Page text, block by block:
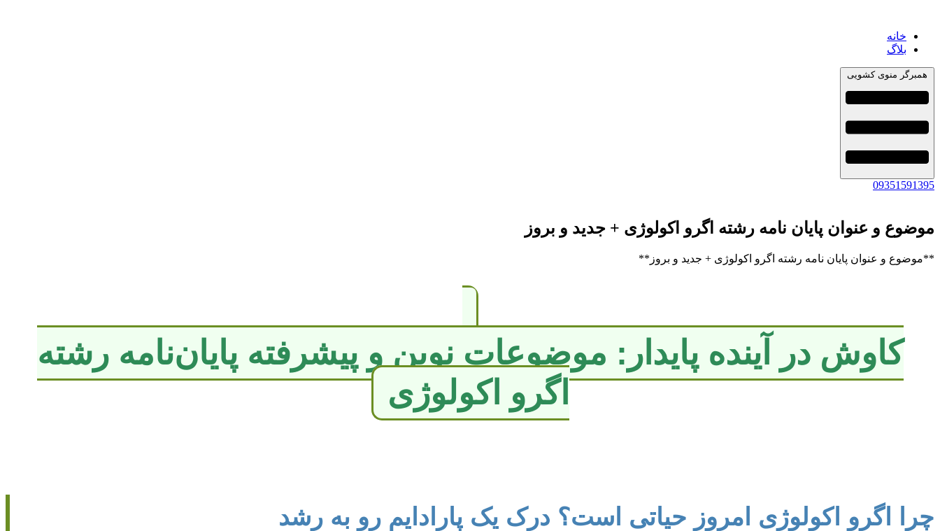
خانه
بلاگ
همبرگر منوی کشویی
09351591395
موضوع و عنوان پایان نامه رشته اگرو اکولوژی + جدید و بروز
**موضوع و عنوان پایان نامه رشته اگرو اکولوژی + جدید و بروز**
کاوش در آینده پایدار: موضوعات نوین و پیشرفته پایان‌نامه رشته
اگرو اکولوژی
چرا اگرو اکولوژی امروز حیاتی است؟ درک یک پارادایم رو به رشد